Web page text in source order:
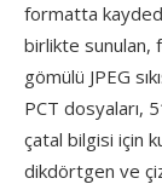
formatta
birlikte sunulan,
gömülü JPEG
PCT dosyaları,
çatal bilgisi için
dikdörtgen ve